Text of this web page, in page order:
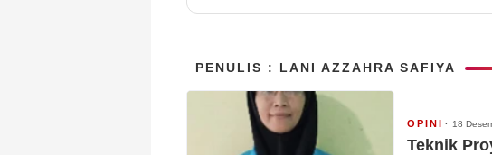
PENULIS : LANI AZZAHRA SAFIYA
OPINI 18
Teknik